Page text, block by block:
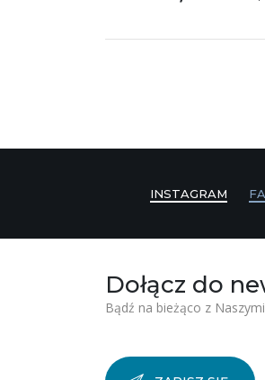
INSTAGRAM
Dołącz do
Bądź na bieżąco z